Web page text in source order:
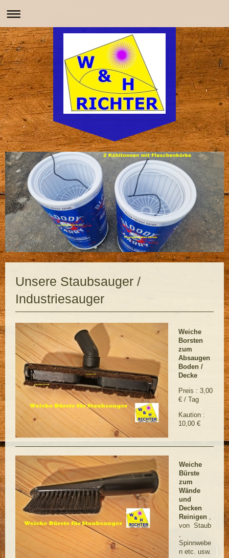
Unsere Staubsauger /
Industriesauger
Weiche
Borsten
zum
Absaugen
Boden /
Decke
Preis : 3,00
€ / Tag
Kaution :
10,00 €
Weiche
Bürste
zum
Wände
und
Decken
Reinigen
von Staub
Spinnwebe
n etc. usw.